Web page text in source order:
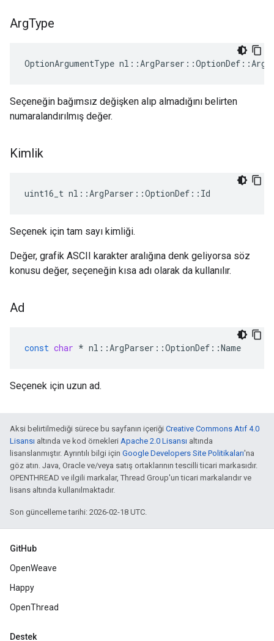
ArgType
OptionArgumentType
Seçeneğin bağımsız değişken alıp almadığını belirten
numaralandırılmış değer.
Kimlik
uint16_t nl::ArgParser::OptionDef::Id
Seçenek için tam sayı kimliği.
Değer, grafik ASCII karakter aralığına denk geliyorsa söz
konusu değer, seçeneğin kısa adı olarak da kullanılır.
Ad
const char * nl ::ArgParser ::OptionDef ::Name
Seçenek için uzun ad.
Aksi belirtilmediği sürece bu sayfanın içeriği Creative Commons Atıf 4.0
Lisansı altında ve kod örnekleri Apache 2.0 Lisansı altında
lisanslanmıştır. Ayrıntılı bilgi için Google Developers Site Politikaları'na
göz atın. Java, Oracle ve/veya satış ortaklarının tescilli ticari markasıdır.
OPENTHREAD ve ilgili markalar, Thread Group'un ticari markalarıdır ve
lisans altında kullanılmaktadır.
Son güncelleme tarihi: 2026-02-18 UTC.
GitHub
OpenWeave
Happy
OpenThread
Destek